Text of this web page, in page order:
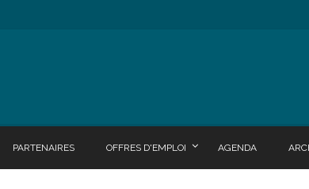
PARTENAIRES OFFRES D'EMPLOI AGENDA